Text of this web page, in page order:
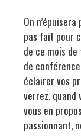
On
pas fait pour
de ce mois
de
éclairer vos
verrez,
vous en
passionnant,